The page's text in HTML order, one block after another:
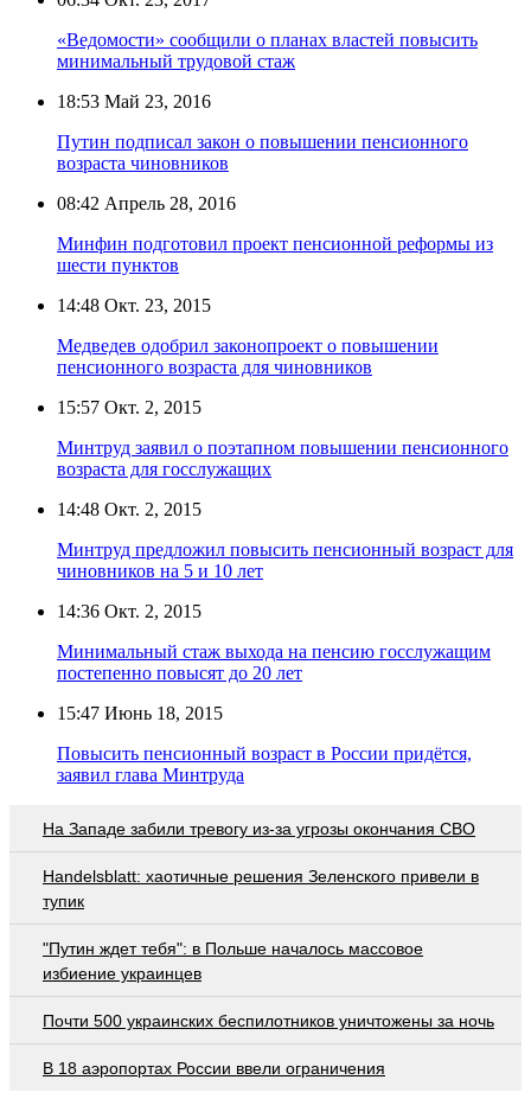
«Ведомости» сообщили о планах властей повысить
минимальный трудовой стаж
18:53 Май 23, 2016
Путин подписал закон о повышении пенсионного
возраста чиновников
08:42 Апрель 28, 2016
Минфин подготовил проект пенсионной реформы из
шести пунктов
14:48 Окт. 23, 2015
Медведев одобрил законопроект о повышении
пенсионного возраста для чиновников
15:57 Окт. 2, 2015
Минтруд заявил о поэтапном повышении пенсионного
возраста для госслужащих
14:48 Окт. 2, 2015
Минтруд предложил повысить пенсионный возраст для
чиновников на 5 и 10 лет
14:36 Окт. 2, 2015
Минимальный стаж выхода на пенсию госслужащим
постепенно повысят до 20 лет
15:47 Июнь 18, 2015
Повысить пенсионный возраст в России придётся,
заявил глава Минтруда
На Западе забили тревогу из-за угрозы окончания СВО
Handelsblatt: хаотичные решения Зеленского привели в
тупик
"Путин ждет тебя": в Польше началось массовое
избиение украинцев
Почти 500 украинских беспилотников уничтожены за ночь
В 18 аэропортах России ввели ограничения